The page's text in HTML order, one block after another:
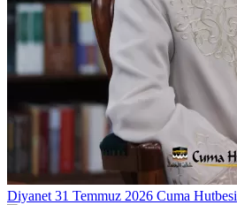
Diyanet 31 Temmuz 2026 Cuma Hutbesi